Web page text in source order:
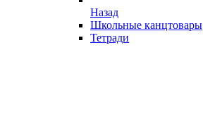
Назад
Школьные канцтовары
Тетради